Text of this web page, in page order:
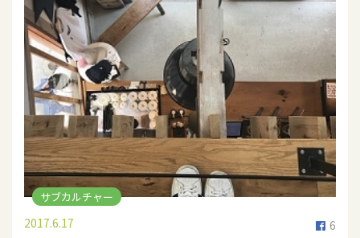
サブカルチャー
6
2017.6.17